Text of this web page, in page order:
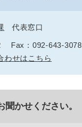
代表窓口
Fax：092-643-3078
わせはこちら
聞かせください。